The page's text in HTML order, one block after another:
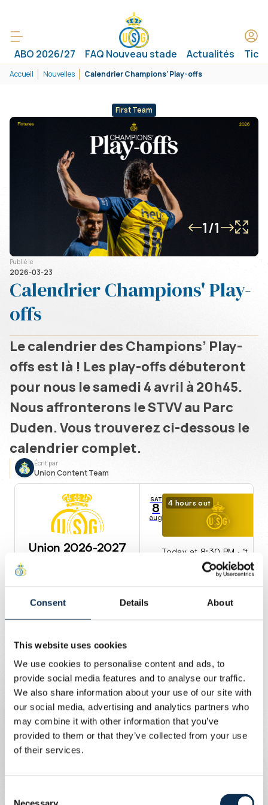
Consent Details About
This website uses cookies
We use cookies to personalise content and ads, to
provide social media features and to analyse our traffic.
We also share information about your use of our site with
our social media, advertising and analytics partners who
may combine it with other information that you’ve
provided to them or that they’ve collected from your use
of their services.
ABO 2026/27 FAQ Nouveau stade Actualités
Accueil Nouvelles Calendrier Champions' Play-offs
First Team
1/1
Publié le
2026-03-23
Calendrier Champions' Play-
offs
Le calendrier des Champions’ Play-
offs est là ! Les play-offs débuteront
pour nous le samedi 4 avril à 20h45.
Nous affronterons le STVV au Parc
Duden. Vous trouverez ci-dessous le
calendrier complet.
Écrit par
Union Content Team
Infos tickets Champions’ Play-offs
Samedi 4 avril – 20h45 : Union – STVV
Dimanche 12 avril – 13h30 : KV Mechelen – Union
Dimanche 19 avril – 18h30 : Union – Club Brugge